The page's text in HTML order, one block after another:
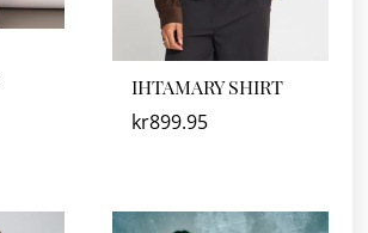
IHTAMARY SHIRT
kr899.95